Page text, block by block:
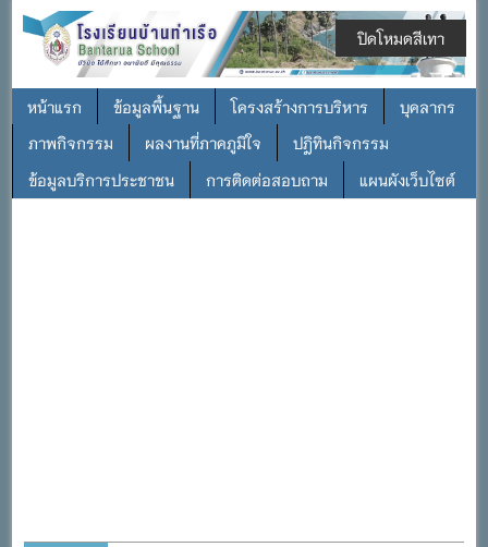
หน้าแรก ข้อมูลพื้นฐาน โครงสร้างการบริหาร
บุคลากร
ภาพกิจกรรม
ผลงานที่ภาคภูมิใจ
ปฎิทินกิจกรรม
ข้อมูลบริการประชาชน
การติดต่อสอบถาม แผนผังเว็บไซต์
ปิดโหมดสีเทา